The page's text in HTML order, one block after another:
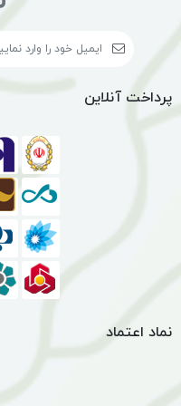
پرداخت آنلاین
نماد اعتماد